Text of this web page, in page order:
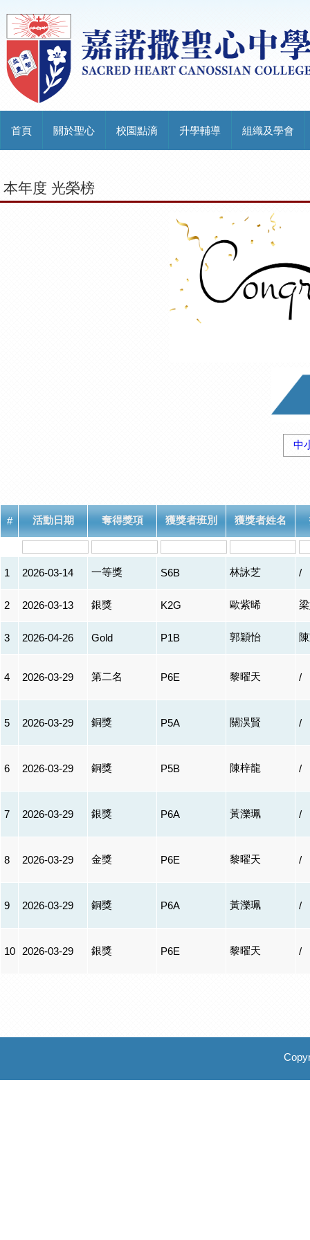
首頁 關於聖心 校園點滴 升學輔導 組織及學會
本年度 光榮榜
中
# 活動日期 奪得獎項 獲獎者班別 獲獎者姓名
1 2026-03-14 一等獎 S6B 林詠芝 /
2 2026-03-13 銀獎 K2G 歐紫晞
3 2026-04-26 Gold P1B 郭穎怡
4 2026-03-29 第二名 P6E 黎曜天 /
5 2026-03-29 銅獎 P5A 關淏賢 /
6 2026-03-29 銅獎 P5B 陳梓龍 /
7 2026-03-29 銀獎 P6A 黃濼珮 /
8 2026-03-29 金獎 P6E 黎曜天 /
9 2026-03-29 銅獎 P6A 黃濼珮 /
10 2026-03-29 銀獎 P6E 黎曜天 /